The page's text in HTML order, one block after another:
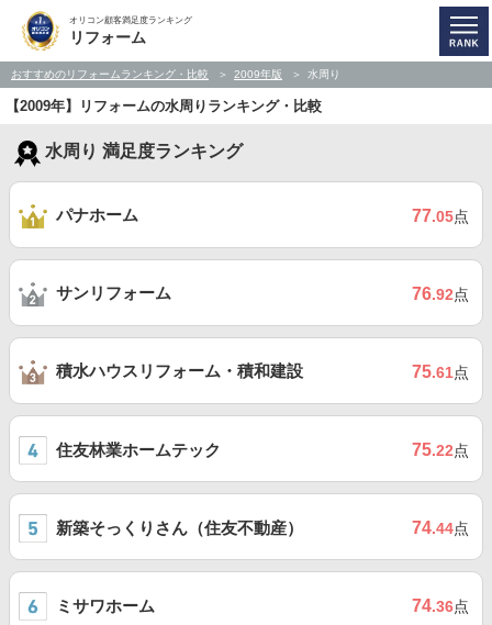
オリコン顧客満足度ランキング
リフォーム
おすすめのリフォームランキング・比較 2009年版 水周り
【2009年】リフォームの水周りランキング・比較
水周り 満足度ランキング
パナホーム 77.05点
サンリフォーム 76.92点
積水ハウスリフォーム・積和建設 75.61点
住友林業ホームテック 75.22点
新築そっくりさん（住友不動産） 74.44点
ミサワホーム 74.36点